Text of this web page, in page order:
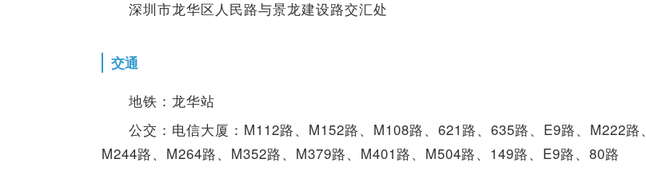
深圳市龙华区人民路与景龙建设路交汇处
交通
地铁：龙华站
公交：电信大厦：M112路、M152路、M108路、621路、635路、E9路、M222路、
M244路、M264路、M352路、M379路、M401路、M504路、149路、E9路、80路